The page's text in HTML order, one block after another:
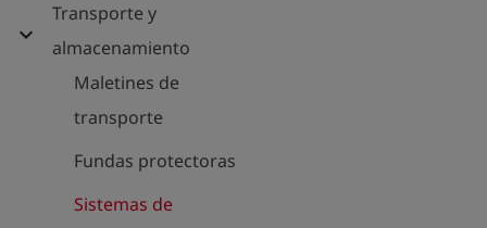
expand_more
Transporte y
almacenamiento
Maletines de
transporte
Fundas protectoras
Sistemas de